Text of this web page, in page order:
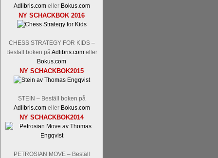
Adlibris.comeller Bokus.com
NY SCHACKBOK 2016
CHESS STRATEGY FOR KIDS –
Beställ boken påAdlibris.comeller
Bokus.com
NY SCHACKBOK2015
STEIN – Beställ boken på
Adlibris.comeller Bokus.com
NY SCHACKBOK2014
PETROSIAN MOVE – Beställ